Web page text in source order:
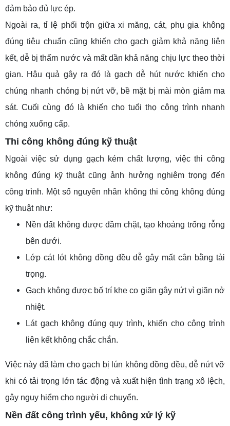
đảm bảo đủ lực ép.
Ngoài ra, tỉ lệ phối trộn giữa xi măng, cát, phụ gia không
đúng tiêu chuẩn cũng khiến cho gạch giảm khả năng liên
kết, dễ bị thấm nước và mất dần khả năng chịu lực theo thời
gian. Hậu quả gây ra đó là gạch dễ hút nước khiến cho
chúng nhanh chóng bị nứt vỡ, bề mặt bị mài mòn giảm ma
sát. Cuối cùng đó là khiến cho tuổi thọ công trình nhanh
chóng xuống cấp.
Thi công không đúng kỹ thuật
Ngoài việc sử dụng gạch kém chất lượng, việc thi công
không đúng kỹ thuật cũng ảnh hưởng nghiêm trọng đến
công trình. Một số nguyên nhân không thi công không đúng
kỹ thuật như:
Nền đất không được đầm chặt, tạo khoảng trống rỗng
bên dưới.
Lớp cát lót không đồng đều dễ gây mất cân bằng tải
trọng.
Gạch không được bố trí khe co giãn gây nứt vì giãn nở
nhiệt.
Lát gạch không đúng quy trình, khiến cho công trình
liên kết không chắc chắn.
Việc này đã làm cho gạch bị lún không đồng đều, dễ nứt vỡ
khi có tải trọng lớn tác động và xuất hiện tình trạng xô lệch,
gây nguy hiểm cho người di chuyển.
Nền đất công trình yếu, không xử lý kỹ